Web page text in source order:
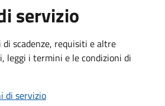
servizio
scadenze, requisiti e altre
leggi i termini e le condizioni di
di servizio